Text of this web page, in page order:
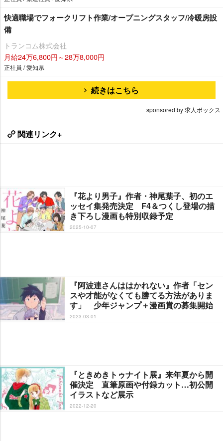
快適職場でフォークリフト作業/オープニングスタッフ/冷暖房設
備
トランコム株式会社
月給24万6,800円～28万8,000円
正社員 / 愛知県
続きはこちら
sponsored by 求人ボックス
関連リンク+
『花より男子』作者・神尾葉子、初のエ
ッセイ集発売決定 F4＆つくし登場の描
き下ろし漫画も特別収録予定
2025-10-07
『阿波連さんははかれない』作者「セン
スや才能がなくても勝てる方法がありま
す」 少年ジャンプ＋漫画賞の募集開始
2023-03-01
『ときめきトゥナイト展』来年夏から開
催決定 直筆原画や付録カット…初公開
イラストなど展示
2022-12-20